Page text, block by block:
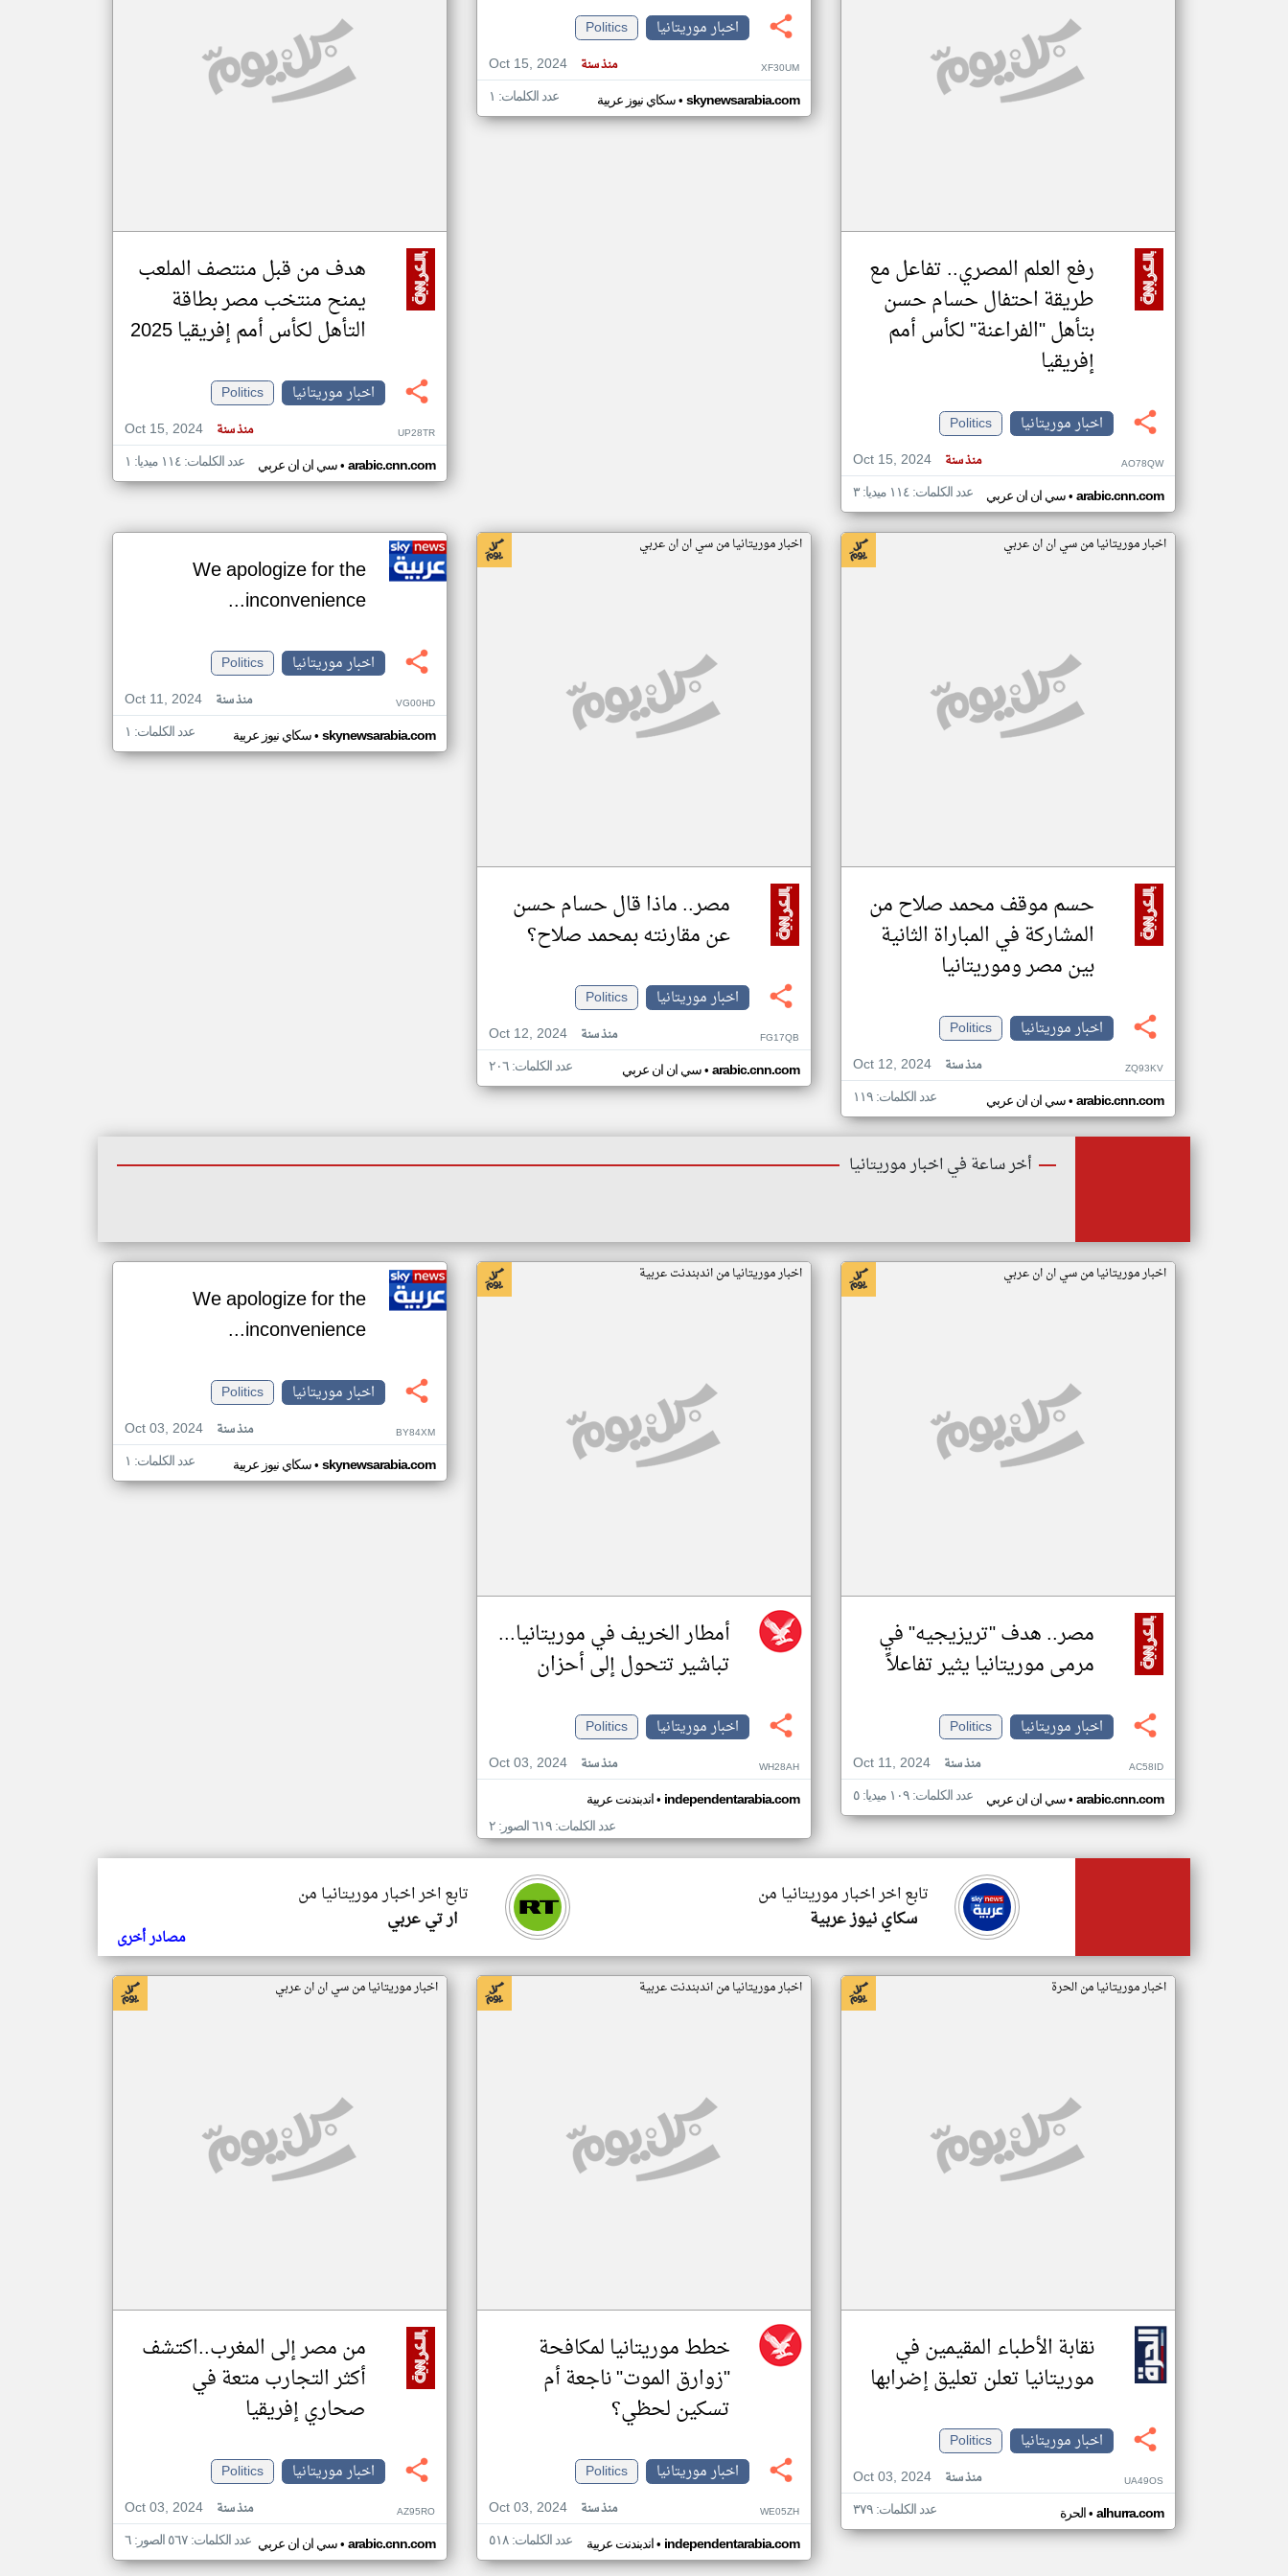
مصادر الأخبار من موريتانيا
رفع العلم المصري.. تفاعل مع
طريقة احتفال حسام حسن
بتأهل "الفراعنة" لكأس أمم
إفريقيا
اخبار موريتانيا
Politics
Oct 15, 2024
منذ سنة AO78QW
سي ان ان عربي• arabic.cnn.com عدد الكلمات: ١١٤ ميديا: ٣
اخبار موريتانيا
Politics
Oct 15, 2024
منذ سنة XF30UM
سكاي نيوز عربية• skynewsarabia.com عدد الكلمات: ١
هدف من قبل منتصف الملعب
يمنح منتخب مصر بطاقة
التأهل لكأس أمم إفريقيا 2025
اخبار موريتانيا
Politics
Oct 15, 2024
منذ سنة UP28TR
سي ان ان عربي• arabic.cnn.com عدد الكلمات: ١١٤ ميديا: ١
اخبار موريتانيا من سي ان ان عربي
حسم موقف محمد صلاح من
المشاركة في المباراة الثانية
بين مصر وموريتانيا
اخبار موريتانيا
Politics
Oct 12, 2024
منذ سنة ZQ93KV
سي ان ان عربي• arabic.cnn.com عدد الكلمات: ١١٩
اخبار موريتانيا من سي ان ان عربي
مصر.. ماذا قال حسام حسن
عن مقارنته بمحمد صلاح؟
اخبار موريتانيا
Politics
Oct 12, 2024
منذ سنة FG17QB
سي ان ان عربي• arabic.cnn.com عدد الكلمات: ٢٠٦
We apologize for the
inconvenience...
اخبار موريتانيا
Politics
Oct 11, 2024
منذ سنة VG00HD
سكاي نيوز عربية• skynewsarabia.com عدد الكلمات: ١
أخر ساعة في اخبار موريتانيا
اخبار موريتانيا من سي ان ان عربي
مصر.. هدف "تريزيجيه" في
مرمى موريتانيا يثير تفاعلاً
اخبار موريتانيا
Politics
Oct 11, 2024
منذ سنة AC58ID
سي ان ان عربي• arabic.cnn.com عدد الكلمات: ١٠٩ ميديا: ٥
اخبار موريتانيا من اندبندنت عربية
أمطار الخريف في موريتانيا...
تباشير تتحول إلى أحزان
اخبار موريتانيا
Politics
Oct 03, 2024
منذ سنة WH28AH
اندبندنت عربية• independentarabia.com
عدد الكلمات: ٦١٩ الصور: ٢
We apologize for the
inconvenience...
اخبار موريتانيا
Politics
Oct 03, 2024
منذ سنة BY84XM
سكاي نيوز عربية• skynewsarabia.com عدد الكلمات: ١
تابع اخر اخبار موريتانيا من
ار تي عربي
تابع اخر اخبار موريتانيا من
سكاي نيوز عربية
مصادر أخرى
اخبار موريتانيا من الحرة
نقابة الأطباء المقيمين في
موريتانيا تعلن تعليق إضرابها
اخبار موريتانيا
Politics
Oct 03, 2024
منذ سنة UA49OS
الحرة• alhurra.com عدد الكلمات: ٣٧٩
اخبار موريتانيا من اندبندنت عربية
خطط موريتانيا لمكافحة
"زوارق الموت" ناجعة أم
تسكين لحظي؟
اخبار موريتانيا
Politics
Oct 03, 2024
منذ سنة WE05ZH
اندبندنت عربية• independentarabia.com عدد الكلمات: ٥١٨
اخبار موريتانيا من سي ان ان عربي
من مصر إلى المغرب..اكتشف
أكثر التجارب متعة في
صحاري إفريقيا
اخبار موريتانيا
Politics
Oct 03, 2024
منذ سنة AZ95RO
سي ان ان عربي• arabic.cnn.com عدد الكلمات: ٥٦٧ الصور: ٦